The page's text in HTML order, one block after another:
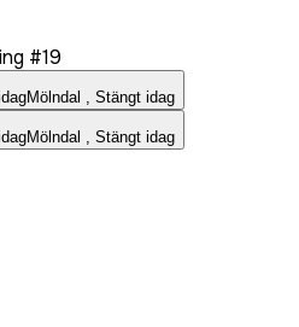
#19
Mölndal , Stängt idag
Mölndal , Stängt idag